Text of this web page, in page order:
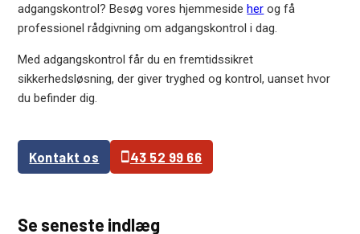
adgangskontrol? Besøg vores hjemmesideher og få
professionel rådgivning om adgangskontrol i dag.
Med adgangskontrol får du en fremtidssikret
sikkerhedsløsning, der giver tryghed og kontrol, uanset hvor
du befinder dig.
Kontakt os 43 52 99 66
Se seneste indlæg